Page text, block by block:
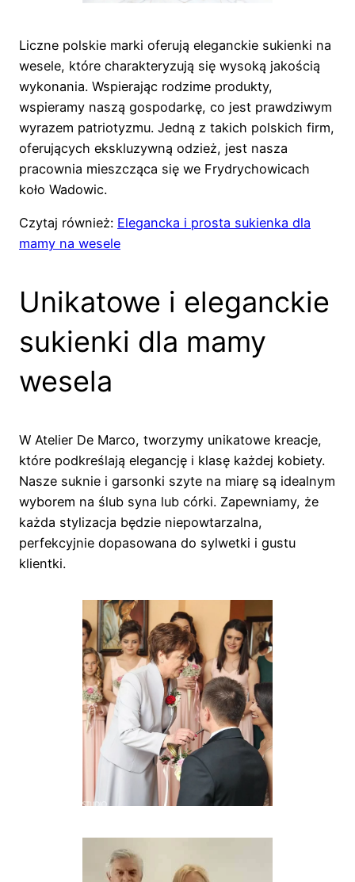
Liczne polskie marki oferują eleganckie sukienki na
wesele, które charakteryzują się wysoką jakością
wykonania. Wspierając rodzime produkty,
wspieramy naszą gospodarkę, co jest prawdziwym
wyrazem patriotyzmu. Jedną z takich polskich firm,
oferujących ekskluzywną odzież, jest nasza
pracownia mieszcząca się we Frydrychowicach
koło Wadowic.
Czytaj również: Elegancka i prosta sukienka dla
mamy na wesele
Unikatowe i eleganckie
sukienki dla mamy
wesela
W Atelier De Marco, tworzymy unikatowe kreacje,
które podkreślają elegancję i klasę każdej kobiety.
Nasze suknie i garsonki szyte na miarę są idealnym
wyborem na ślub syna lub córki. Zapewniamy, że
każda stylizacja będzie niepowtarzalna,
perfekcyjnie dopasowana do sylwetki i gustu
klientki.